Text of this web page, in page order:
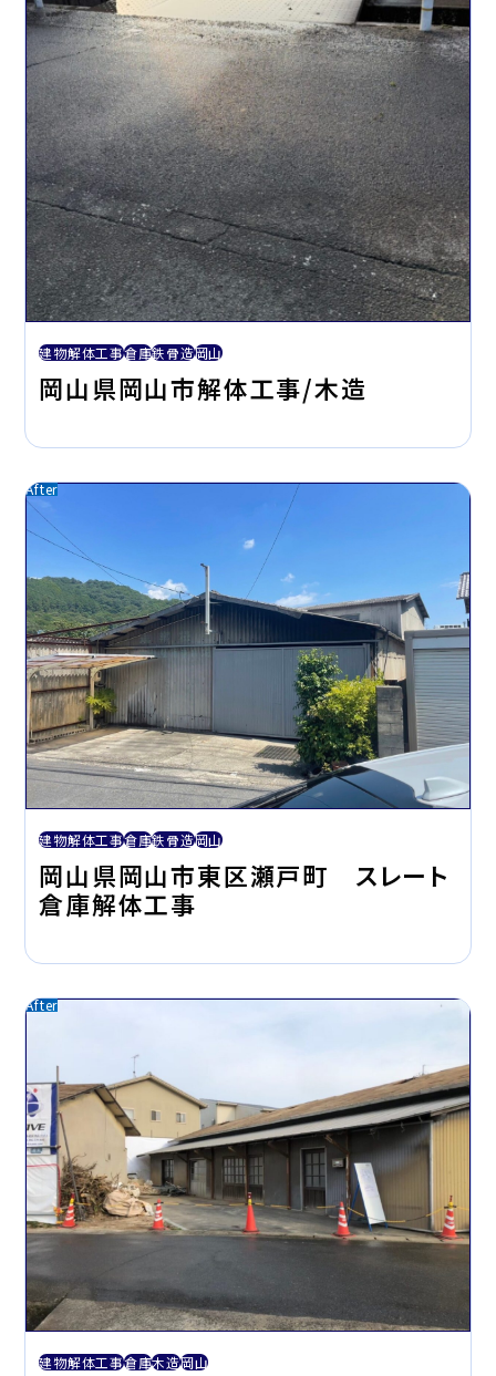
建物解体工事倉庫鉄骨造岡山
岡山県岡山市解体工事/木造
建物解体工事倉庫鉄骨造岡山
岡山県岡山市東区瀬戸町 スレート
倉庫解体工事
建物解体工事倉庫木造岡山